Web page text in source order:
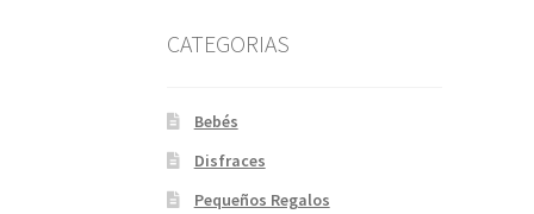
CATEGORIAS
Bebés
Disfraces
Pequeños Regalos